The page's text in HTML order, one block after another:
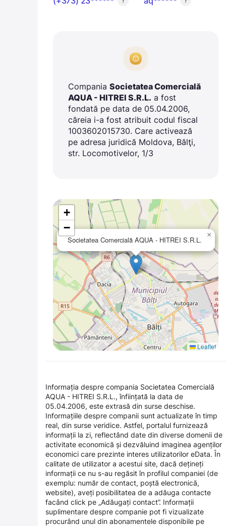
Compania Societatea Comercială
AQUA - HITREI S.R.L. a fost
fondată pe data de 05.04.2006,
căreia i-a fost atribuit codul fiscal
1003602015730. Care activează
pe adresa juridică Moldova, Bălţi,
str. Locomotivelor, 1/3
Societatea Comercială AQUA - HITREI S.R.L.
×
+
−
Leaflet
Informația despre compania Societatea Comercială
AQUA - HITREI S.R.L., înființată la data de
05.04.2006, este extrasă din surse deschise.
Informațiile despre companii sunt actualizate în timp
real, din surse veridice. Astfel, portalul furnizează
informații la zi, reflectând date din diverse domenii de
activitate economică și dezvăluind imaginea agenților
economici care prezinte interes utilizatorilor eData. În
calitate de utilizator a acestui site, dacă dețineți
informații ce nu s-au regăsit în profilul companiei (de
exemplu: număr de contact, poștă electronică,
website), aveți posibilitatea de a adăuga contacte
facând click pe „Adăugați contact”. Informații
suplimentare despre companie pot fi vizualizate
procurând unul din abonamentele disponibile pe